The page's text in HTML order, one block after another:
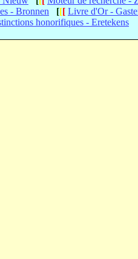
- Bronnen [[[ Livre d'Or -
honorifiques - Eretekens